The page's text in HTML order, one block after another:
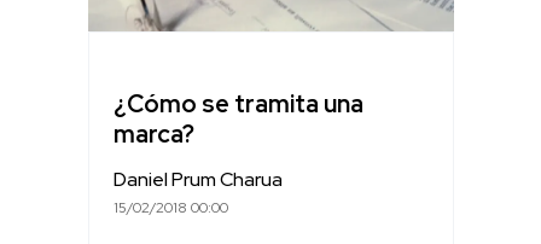
¿Cómo se tramita una
marca?
Daniel Prum Charua
15/02/2018 00:00